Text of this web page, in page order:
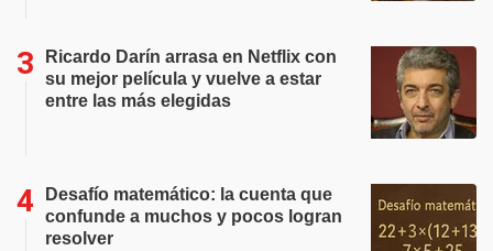
Ricardo Darín arrasa en Netflix con
su mejor película y vuelve a estar
entre las más elegidas
Desafío matemático: la cuenta que
confunde a muchos y pocos logran
resolver